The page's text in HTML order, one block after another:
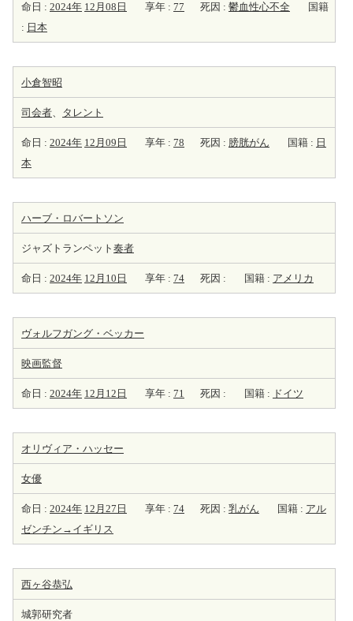
命日 : 2024年 12月08日 享年 : 77 死因 : 鬱血性心不全
国籍
: 日本
小倉智昭
司会者、 タレント
命日 : 2024年 12月09日 享年 : 78 死因 : 膀胱がん 国籍 : 日
本
ハーブ・ロバートソン
ジャズトランペット 奏者
命日 : 2024年 12月10日 享年 : 74 死因 : 国籍 : アメリカ
ヴォルフガング・ベッカー
映画監督
命日 : 2024年 12月12日 享年 : 71 死因 : 国籍 : ドイツ
オリヴィア・ハッセー
女優
命日 : 2024年 12月27日 享年 : 74 死因 : 乳がん 国籍 : アル
ゼンチン→イギリス
西ヶ谷恭弘
城郭研究者